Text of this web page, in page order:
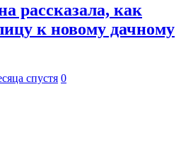
рассказала, как
к новому дачному
спустя 0